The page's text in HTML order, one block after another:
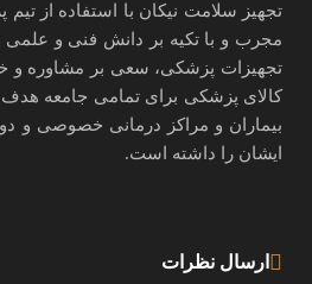
تجهیز سلامت نیکان با استفاده از
مجرب و با تکیه بر دانش فنی و
تجهیزات پزشکی، سعی بر مشاوره و
کالای پزشکی برای تمامی جامعه
بیماران و مراکز درمانی خصوصی و
ایشان را داشته است.
ارسال نظرات